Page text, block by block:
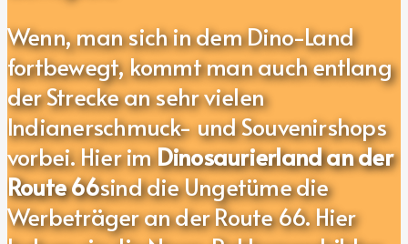
Wenn, man sich in dem Dino-Land
fortbewegt, kommt man auch entlang
der Strecke an sehr vielen
Indianerschmuck- und Souvenirshops
vorbei. Hier imDinosaurierland an der
Route 66sind die Ungetüme die
Werbeträger an der Route 66. Hier